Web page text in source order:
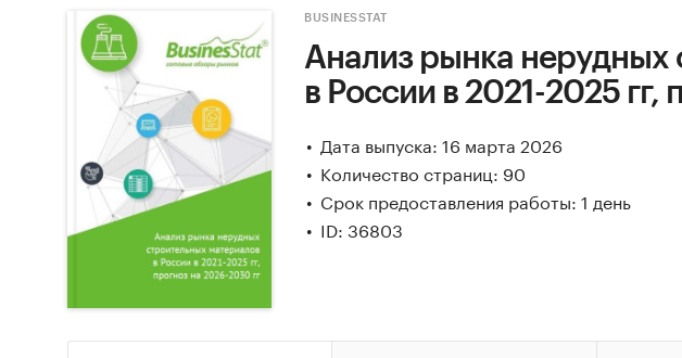
BUSINESSTAT
Анализ рынка нерудных
в России в 2021-2025 гг,
Дата выпуска: 16 марта 2026
Количество страниц: 90
Срок предоставления работы: 1 день
ID: 36803